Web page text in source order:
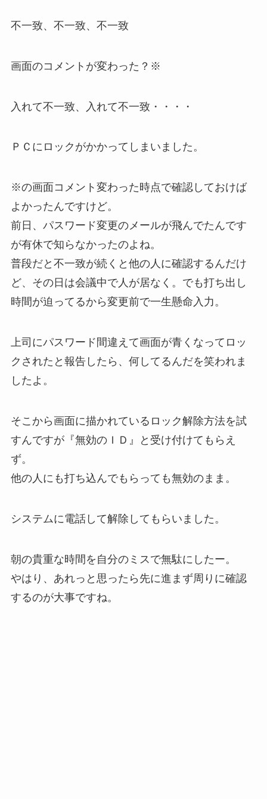
不一致、不一致、不一致
画面のコメントが変わった？※
入れて不一致、入れて不一致・・・・
ＰＣにロックがかかってしまいました。
※の画面コメント変わった時点で確認しておけば
よかったんですけど。
前日、パスワード変更のメールが飛んでたんです
が有休で知らなかったのよね。
普段だと不一致が続くと他の人に確認するんだけ
ど、その日は会議中で人が居なく。でも打ち出し
時間が迫ってるから変更前で一生懸命入力。
上司にパスワード間違えて画面が青くなってロッ
クされたと報告したら、何してるんだを笑われま
したよ。
そこから画面に描かれているロック解除方法を試
すんですが『無効のＩＤ』と受け付けてもらえ
ず。
他の人にも打ち込んでもらっても無効のまま。
システムに電話して解除してもらいました。
朝の貴重な時間を自分のミスで無駄にしたー。
やはり、あれっと思ったら先に進まず周りに確認
するのが大事ですね。